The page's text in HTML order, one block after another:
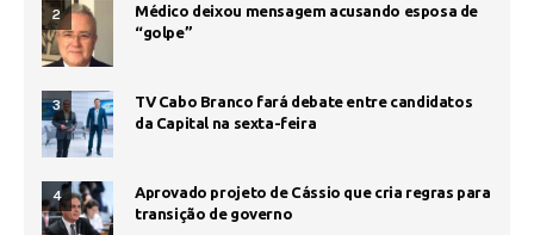
2
Médico deixou mensagem acusando esposa de
“golpe”
3
TV Cabo Branco fará debate entre candidatos
da Capital na sexta-feira
4
Aprovado projeto de Cássio que cria regras para
transição de governo